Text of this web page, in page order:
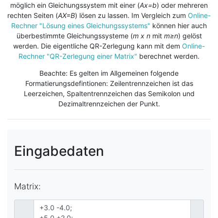
möglich ein Gleichungssystem mit einer (Ax=b) oder mehreren
rechten Seiten (AX=B) lösen zu lassen. Im Vergleich zum Online-
Rechner "Lösung eines Gleichungssystems" können hier auch
überbestimmte Gleichungssysteme (m x nmit m≥n) gelöst
werden. Die eigentliche QR-Zerlegung kann mit dem Online-
Rechner "QR-Zerlegung einer Matrix" berechnet werden.
Beachte: Es gelten im Allgemeinen folgende
Formatierungsdefintionen: Zeilentrennzeichen ist das
Leerzeichen, Spaltentrennzeichen das Semikolon und
Dezimaltrennzeichen der Punkt.
Eingabedaten
Matrix: